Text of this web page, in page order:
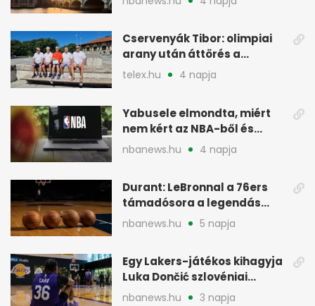
Cservenyák Tibor: olimpiai
arany után áttörés a
rákkutatásban
telex.hu 4 napja
Yabusele elmondta, miért
nem kért az NBA-ből és
miért jött Európába
nbanews.hu 4 napja
Durant: LeBronnal a 76ers
támadósora a legendás
Warriorsra emlékeztet
nbanews.hu 5 napja
Egy Lakers-játékos kihagyja
Luka Dončić szlovéniai
minicampjét
nbanews.hu 3 napja